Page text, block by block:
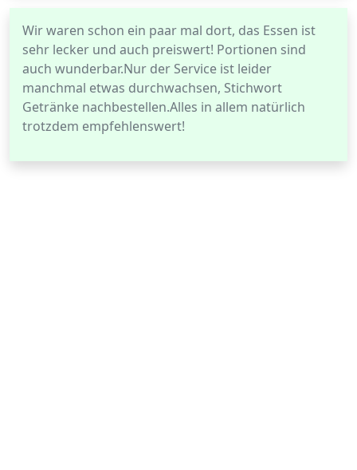
Wir waren schon ein paar mal dort, das Essen ist
sehr lecker und auch preiswert! Portionen sind
auch wunderbar.Nur der Service ist leider
manchmal etwas durchwachsen, Stichwort
Getränke nachbestellen.Alles in allem natürlich
trotzdem empfehlenswert!